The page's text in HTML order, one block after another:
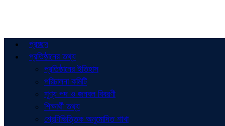
প্রচ্ছদ
প্রতিষ্ঠানের তথ্য
প্রতিষ্ঠানের ইতিহাস
পরিচালনা কমিটি
শূণ্য পদ ও জনবল বিবরণী
শিক্ষার্থী তথ্য
শ্রেণিভিত্তিক অনুমোদিত শাখা